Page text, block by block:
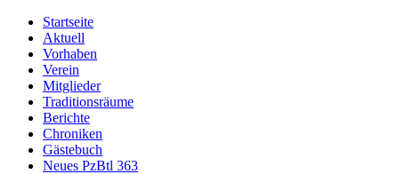
Startseite
Aktuell
Vorhaben
Verein
Mitglieder
Traditionsräume
Berichte
Chroniken
Gästebuch
Neues PzBtl 363